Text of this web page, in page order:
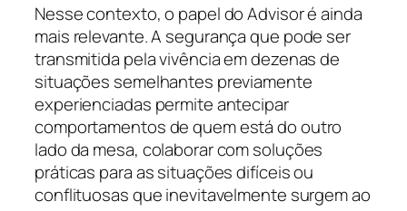
Nesse contexto, o papel do Advisor é ainda
mais relevante. A segurança que pode ser
transmitida pela vivência em dezenas de
situações semelhantes previamente
experienciadas permite antecipar
comportamentos de quem está do outro
lado da mesa, colaborar com soluções
práticas para as situações difíceis ou
conflituosas que inevitavelmente surgem ao